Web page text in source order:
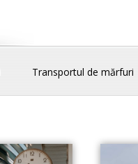
Transportul de mărfuri